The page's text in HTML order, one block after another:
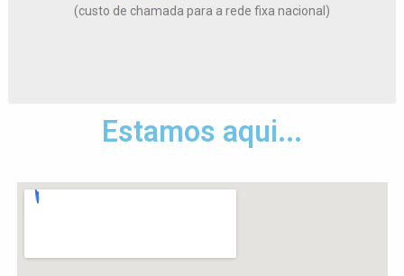
(custo de chamada para a rede fixa nacional)
Estamos aqui...